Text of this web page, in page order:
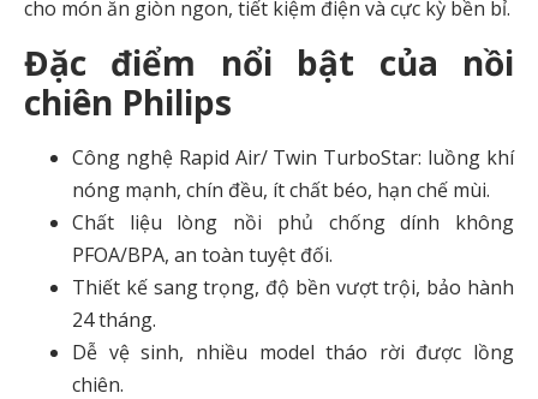
cho món ăn giòn ngon, tiết kiệm điện và cực kỳ bền bỉ.
Đặc điểm nổi bật của nồi
chiên Philips
Công nghệ Rapid Air/ Twin TurboStar: luồng khí
nóng mạnh, chín đều, ít chất béo, hạn chế mùi.
Chất liệu lòng nồi phủ chống dính không
PFOA/BPA, an toàn tuyệt đối.
Thiết kế sang trọng, độ bền vượt trội, bảo hành
24 tháng.
Dễ vệ sinh, nhiều model tháo rời được lồng
chiên.